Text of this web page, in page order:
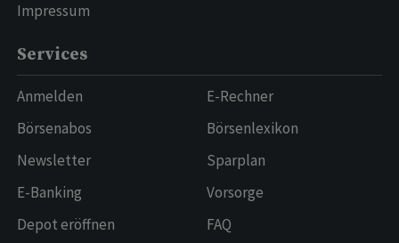
Impressum
Services
Anmelden
Börsenabos
Newsletter
E-Banking
Depot eröffnen
E-Rechner
Börsenlexikon
Sparplan
Vorsorge
FAQ